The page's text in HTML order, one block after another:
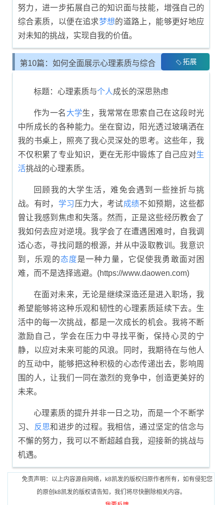
努力，进一步拓展自己的知识面与技能，增强自己的
综合素质，以便在追求梦想的道路上，能够更好地应
对未知的挑战，实现自我的价值。
第10篇：如何全面展示心理素质与综合 拓展
标题：心理素质与个人成长的深思熟虑
作为一名 大学生，我常常在思索自己在这段时光
中所成长的各种能力。坐在窗边，阳光透过玻璃洒在
我的书桌上，照亮了我心灵深处的思考。这些年，我
不仅积累了专业知识，更在无形中锻炼了自己应对生
活挑战的心理素质。
回顾我的大学生活，难免会遇到一些挫折与挑
战。有时， 学习压力大，考试成绩不如预期，这些都
曾让我感到焦虑和失落。然而，正是这些经历教会了
我如何去应对逆境。我学会了在遭遇困难时，自我调
适心态，寻找问题的根源，并从中汲取教训。我意识
到，乐观的态度是一种力量，它促使我勇敢面对困
难，而不是选择逃避。(https://www.daowen.com)
在面对未来，无论是继续深造还是进入职场，我
希望能够将这种乐观和韧性的心理素质延续下去。生
活中的每一次挑战，都是一次成长的机会。我将不断
激励自己，学会在压力中寻找平衡，保持心灵的宁
静，以应对未来可能的风浪。同时，我期待在与他人
的互动中，能够把这种积极的心态传递出去，影响周
围的人，让我们一同在激烈的竞争中，创造更美好的
未来。
心理素质的提升并非一日之功，而是一个不断学
习、
反思和进步的过程。我相信，通过坚定的信念与
不懈的努力，我可以不断超越自我，迎接新的挑战与
机遇。
免责声明：以上内容源自网络，k8凯发的版权归原作者所有，如有侵犯您
的原创k8凯发的版权请告知，我们将尽快删除相关内容。